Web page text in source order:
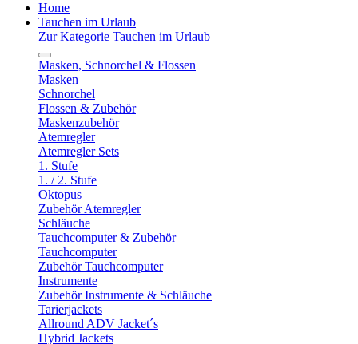
Home
Tauchen im Urlaub
Zur Kategorie Tauchen im Urlaub
Masken, Schnorchel & Flossen
Masken
Schnorchel
Flossen & Zubehör
Maskenzubehör
Atemregler
Atemregler Sets
1. Stufe
1. / 2. Stufe
Oktopus
Zubehör Atemregler
Schläuche
Tauchcomputer & Zubehör
Tauchcomputer
Zubehör Tauchcomputer
Instrumente
Zubehör Instrumente & Schläuche
Tarierjackets
Allround ADV Jacket´s
Hybrid Jackets